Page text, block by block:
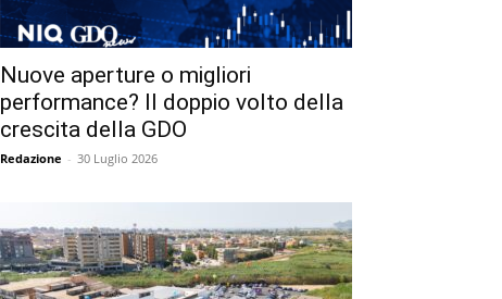
Nuove aperture o migliori
performance? Il doppio volto della
crescita della GDO
Redazione - 30 Luglio 2026